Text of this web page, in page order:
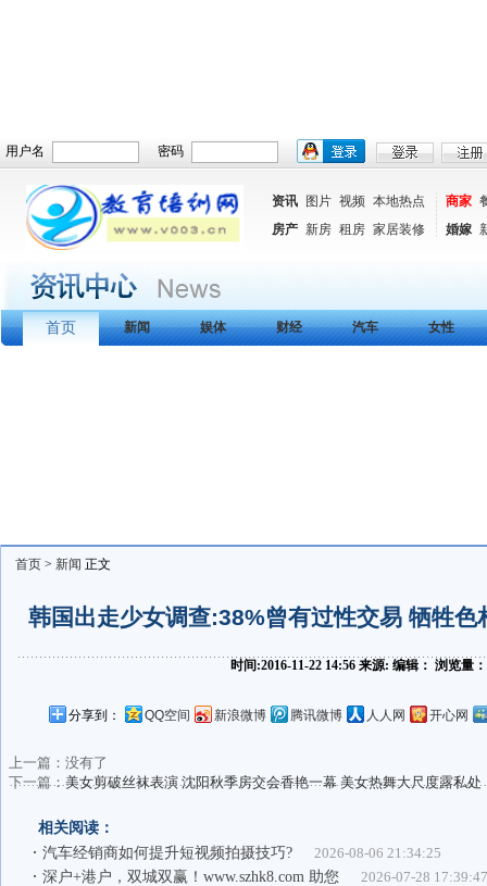
用户名 密码
资讯 图片 视频 本地热点
房产 新房 租房 家居装修
商家
婚嫁
首页 新闻 娱体 财经 汽车 女性
首页 > 新闻 正文
韩国出走少女调查:38%曾有过性交易 牺牲色
时间:2016-11-22 14:56 来源: 编辑： 浏览量
分享到： QQ空间 新浪微博 腾讯微博 人人网 开心网
上一篇：没有了
下一篇：美女剪破丝袜表演 沈阳秋季房交会香艳一幕 美女热舞大尺度露私处
相关阅读：
汽车经销商如何提升短视频拍摄技巧?
2026-08-06 21:34:25
深户+港户，双城双赢！www.szhk8.com 助您
2026-07-28